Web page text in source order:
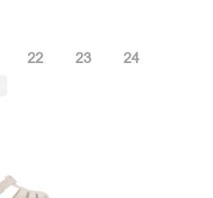
22 23
24